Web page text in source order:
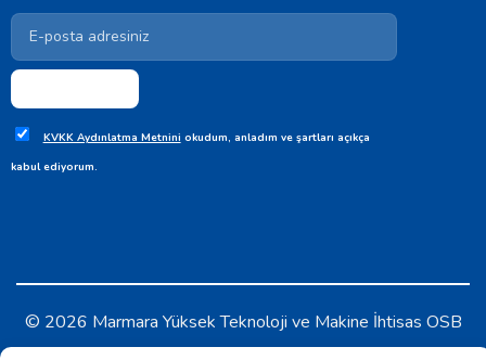
KVKK Aydınlatma Metnini okudum, anladım ve şartları açıkça
kabul ediyorum.
© 2026 Marmara Yüksek Teknoloji ve Makine İhtisas OSB